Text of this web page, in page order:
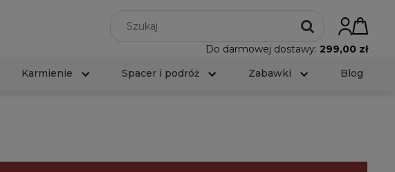
Do darmowej dostawy: 299,00 zł
Karmienie Spacer i podróż Zabawki Blog